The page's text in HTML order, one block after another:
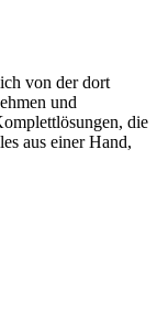
von der dort
und
die
aus einer Hand,